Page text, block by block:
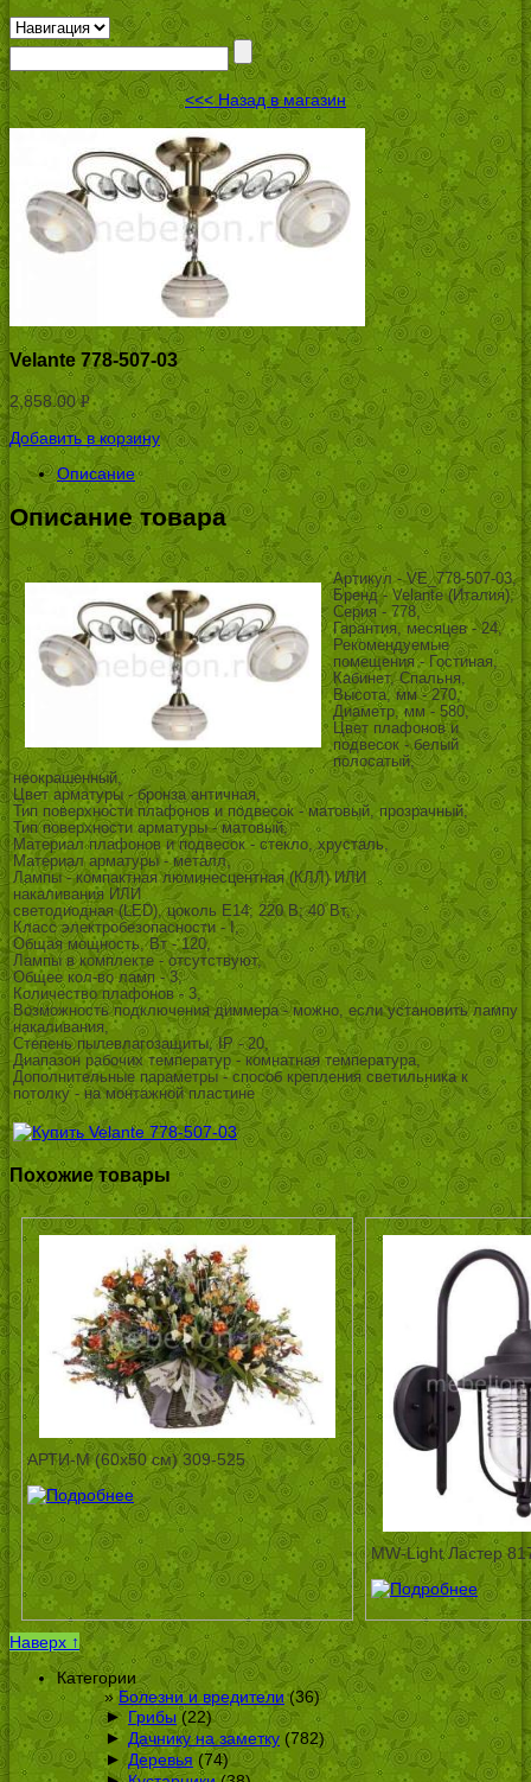
<<< Назад в магазин
Velante 778-507-03
2,858.00Р
УБ.
Добавить в корзину
Описание
Описание товара
Артикул - VE_778-507-03,
Бренд - Velante (Италия),
Серия - 778,
Гарантия, месяцев - 24,
Рекомендуемые
помещения - Гостиная,
Кабинет, Спальня,
Высота, мм - 270,
Диаметр, мм - 580,
Цвет плафонов и
подвесок - белый
полосатый,
неокрашенный,
Цвет арматуры - бронза античная,
Тип поверхности плафонов и подвесок - матовый, прозрачный,
Тип поверхности арматуры - матовый,
Материал плафонов и подвесок - стекло, хрусталь,
Материал арматуры - металл,
Лампы - компактная люминесцентная (КЛЛ) ИЛИ
накаливания ИЛИ
светодиодная (LED), цоколь E14; 220 В; 40 Вт, ,
Класс электробезопасности - I,
Общая мощность, Вт - 120,
Лампы в комплекте - отсутствуют,
Общее кол-во ламп - 3,
Количество плафонов - 3,
Возможность подключения диммера - можно, если установить лампу
накаливания,
Степень пылевлагозащиты, IP - 20,
Диапазон рабочих температур - комнатная температура,
Дополнительные параметры - способ крепления светильника к
потолку - на монтажной пластине
Похожие товары
АРТИ-М (60х50 см) 309-525
MW-Light Ластер
Наверх ↑
Категории
Болезни и вредители(36)
► Грибы(22)
► Дачнику на заметку (782)
► Деревья (74)